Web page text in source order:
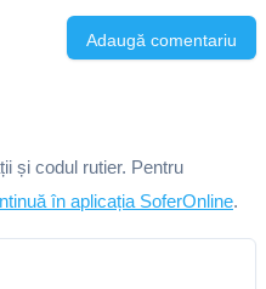
Adaugă comentariu
și codul rutier. Pentru
în aplicația SoferOnline.